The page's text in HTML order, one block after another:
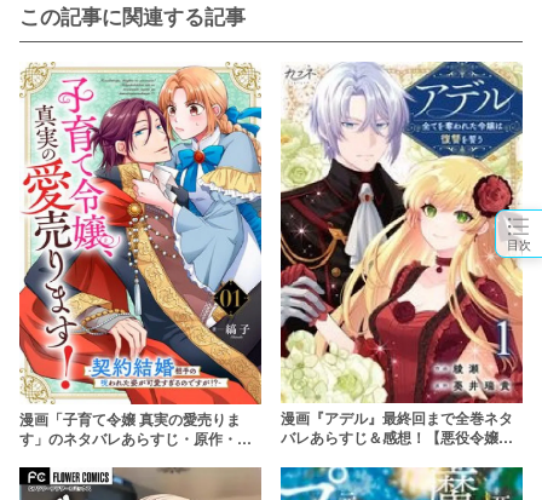
目次
この記事に関連する記事
漫画「子育て令嬢 真実の愛売りま
す」のネタバレあらすじ・原作・無
【縞子】
漫画『アデル』最終回まで全巻ネタ
バレあらすじ＆感想！【悪役令嬢の